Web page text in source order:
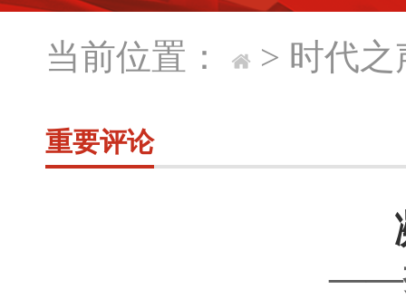
当前位置： > 时代之
重要评论
——